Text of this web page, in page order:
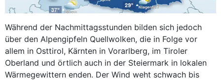
Während der Nachmittagsstunden bilden sich jedoch
über den Alpengipfeln Quellwolken, die in Folge vor
allem in Osttirol, Kärnten in Vorarlberg, im Tiroler
Oberland und örtlich auch in der Steiermark in lokalen
Wärmegewittern enden. Der Wind weht schwach bis